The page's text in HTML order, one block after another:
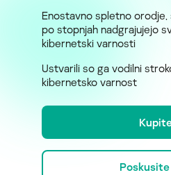
Enostavno spletno
po stopnjah nadgrajujejo
kibernetski varnosti
Ustvarili so ga vodilni
kibernetsko varnost